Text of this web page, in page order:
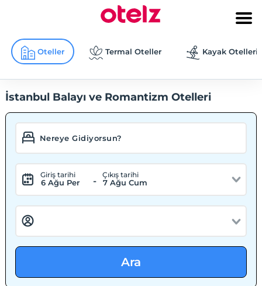
Oteller Termal Oteller Kayak Otelleri
İstanbul Balayı ve Romantizm Otelleri
Giriş tarihi
6 Ağu Per -
Çıkış tarihi
7 Ağu Cum
Ara